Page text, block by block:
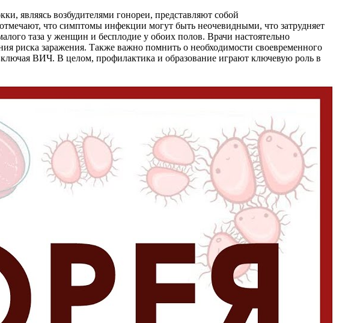
являясь возбудителями гонореи, представляют собой
что симптомы инфекции могут быть неочевидными, что затрудняет
таза у женщин и бесплодие у обоих полов. Врачи настоятельно
риска заражения. Также важно помнить о необходимости своевременного
ВИЧ. В целом, профилактика и образование играют ключевую роль в